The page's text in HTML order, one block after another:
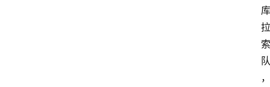
库
拉
索
队
，